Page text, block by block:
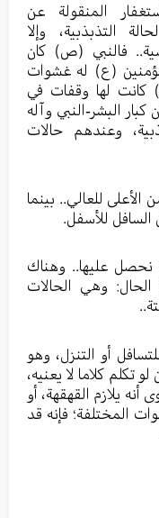
المنقولة عن
التذبذبية، وإلا
فالنبي (ص) كان
(ع) له غشوات
كانت لها وقفات في
البشر-النبي وآله
وعندهم حالات
للعالي.. بينما
السافل للأسفل.
نحصل عليها.. وهناك
الحال: وهي الحالات
أو التنزل، وهو
تكلم كلاما لا يعنيه،
يلازم القهقهة، أو
المختلفة؛ فإنه قد